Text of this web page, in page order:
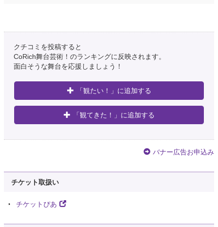
クチコミを投稿すると
CoRich舞台芸術！のランキングに反映されます。
面白そうな舞台を応援しましょう！
「観たい！」に追加する
「観てきた！」に追加する
バナー広告お申込み
チケット取扱い
チケットぴあ